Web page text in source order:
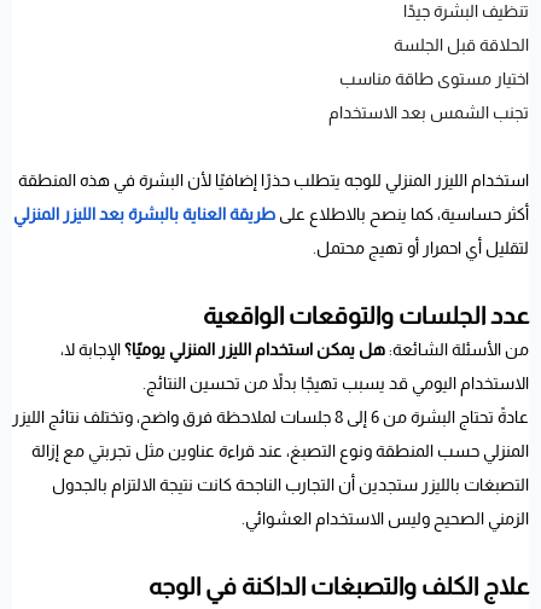
تنظيف البشرة جيدًا
الحلاقة قبل الجلسة
اختيار مستوى طاقة مناسب
تجنب الشمس بعد الاستخدام
استخدام الليزر المنزلي للوجه يتطلب حذرًا إضافيًا لأن البشرة في هذه المنطقة
أكثر حساسية، كما ينصح بالاطلاع على طريقة العناية بالبشرة بعد الليزر المنزلي
لتقليل أي احمرار أو تهيج محتمل.
عدد الجلسات والتوقعات الواقعية
من الأسئلة الشائعة:هل يمكن استخدام الليزر المنزلي يوميًا؟الإجابة لا،
الاستخدام اليومي قد يسبب تهيجًا بدلاً من تحسين النتائج.
عادةً تحتاج البشرة من 6 إلى 8 جلسات لملاحظة فرق واضح، وتختلف نتائج الليزر
المنزلي حسب المنطقة ونوع التصبغ، عند قراءة عناوين مثل تجربتي مع إزالة
التصبغات بالليزر ستجدين أن التجارب الناجحة كانت نتيجة الالتزام بالجدول
الزمني الصحيح وليس الاستخدام العشوائي.
علاج الكلف والتصبغات الداكنة في الوجه